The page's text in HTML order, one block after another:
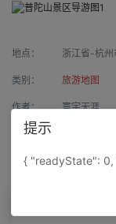
地点： 浙江省-杭州
类别： 旅游地图
作者： 寰宇天涯
来源：
属性： 地图属性：
提示
{ "readyState":